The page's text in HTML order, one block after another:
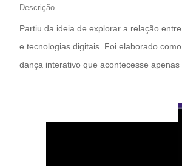
Descrição
Partiu da ideia de explorar a relação
e tecnologias digitais. Foi elaborado
dança interativo que acontecesse apenas